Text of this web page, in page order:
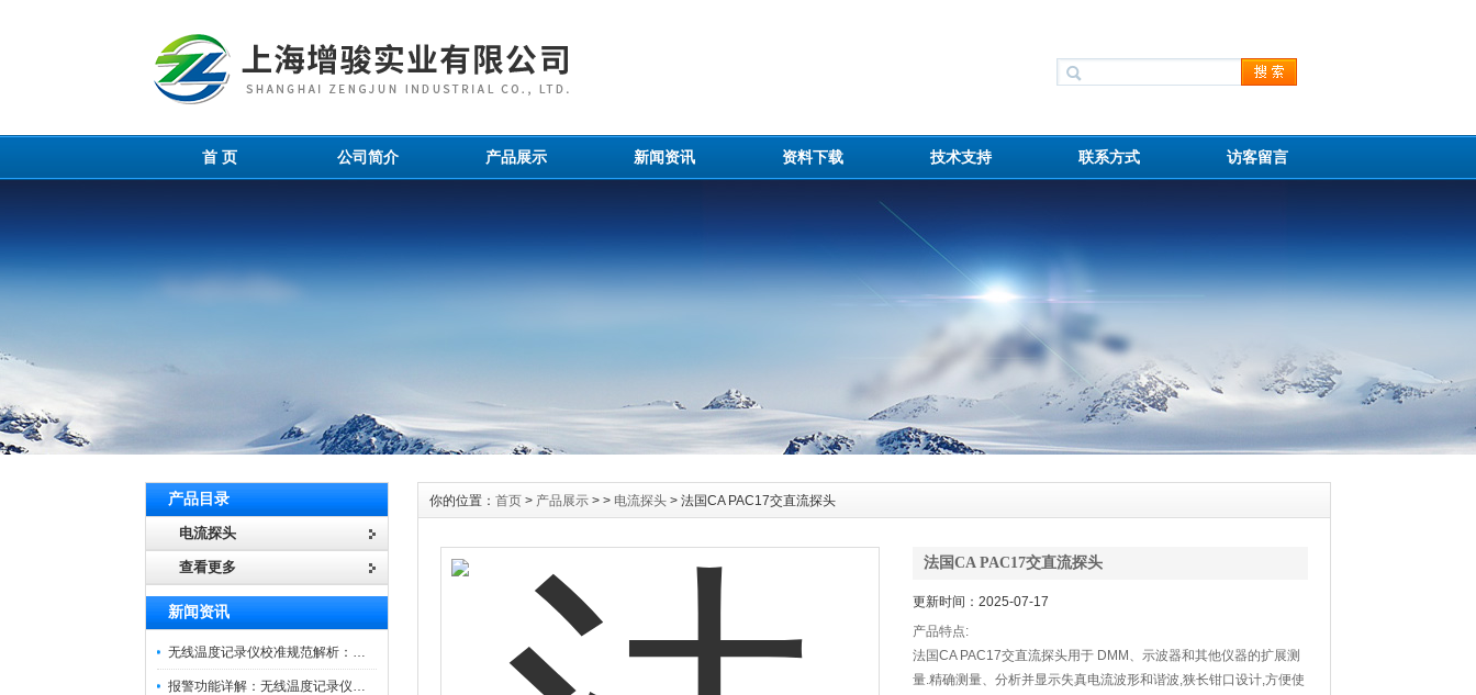
首 页 公司简介 产品展示 新闻资讯 资料下载 技术支持 联系方式 访客留言
产品目录
电流探头
查看更多
新闻资讯
无线温度记录仪校准规范解析：从多点比对到不确定度评定的实操流程
报警功能详解：无线温度记录仪的阈值设定与通知机制
你的位置： 首页 > 产品展示 > > 电流探头 > 法国CA PAC17交直流探头
法国CA PAC17交直流探头
更新时间：2025-07-17
产品特点:
法国CA PAC17交直流探头用于 DMM、示波器和其他仪器的扩展测
量.精确测量、分析并显示失真电流波形和谐波,狭长钳口设计,方便使